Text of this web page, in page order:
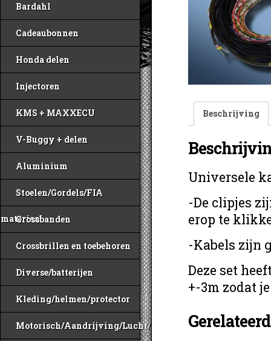
Bardahl
Cadeaubonnen
Honda delen
Injectoren
KMS + MAXXECU
V-Buggy + delen
Aluminium
Stoelen/Gordels/FIA
materiaal
Crossbanden
Crossbrillen en toebehoren
Diverse/batterijen
Kleding/helmen/protector
Motorisch/Aandrijving/Lucht/Benzine
Beschrijving
Universele
-De clipjes
erop te
-Kabels zijn
Deze set
+-3m zodat